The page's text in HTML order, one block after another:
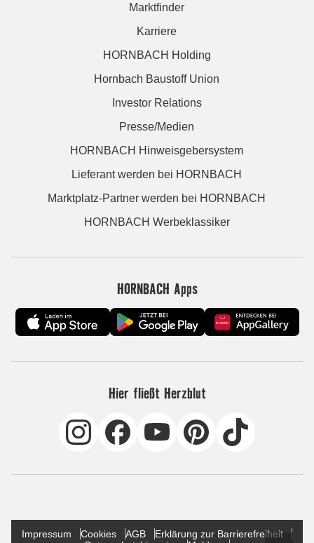
Marktfinder
Karriere
HORNBACH Holding
Hornbach Baustoff Union
Investor Relations
Presse/Medien
HORNBACH Hinweisgebersystem
Lieferant werden bei HORNBACH
Marktplatz-Partner werden bei HORNBACH
HORNBACH Werbeklassiker
HORNBACH Apps
Hier fließt Herzblut
Impressum Cookies AGB
Erklärung zur Barrierefreiheit